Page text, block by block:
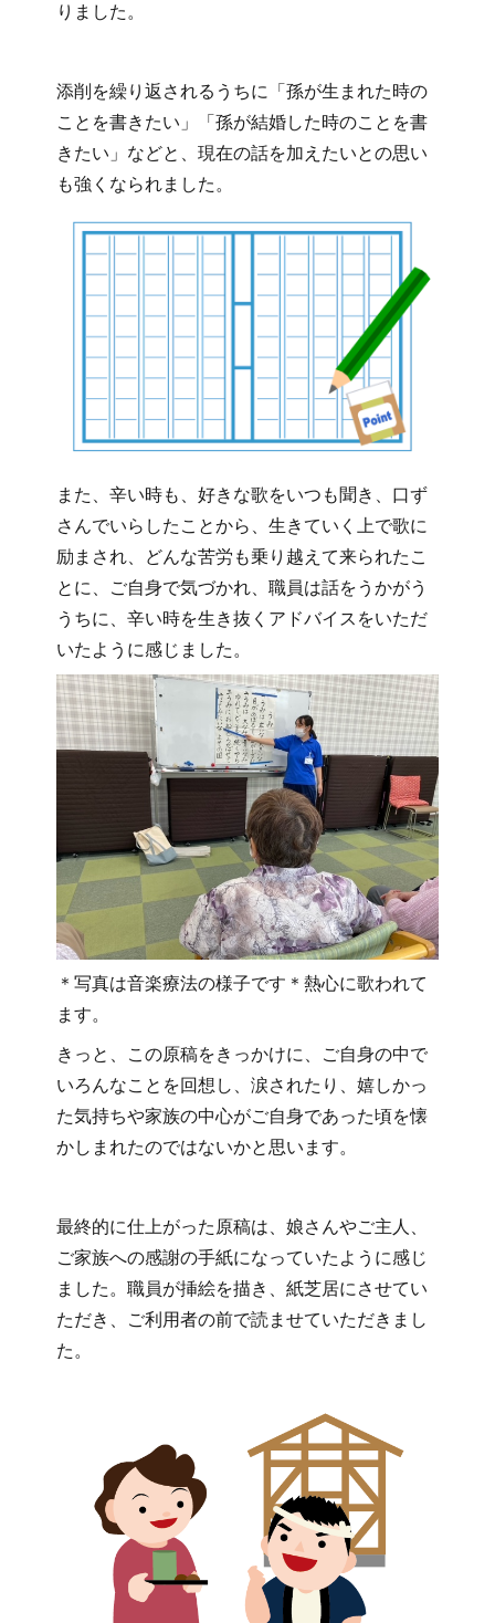
りました。
添削を繰り返されるうちに「孫が生まれた時の
ことを書きたい」「孫が結婚した時のことを書
きたい」などと、現在の話を加えたいとの思い
も強くなられました。
また、辛い時も、好きな歌をいつも聞き、口ず
さんでいらしたことから、生きていく上で歌に
励まされ、どんな苦労も乗り越えて来られたこ
とに、ご自身で気づかれ、職員は話をうかがう
うちに、辛い時を生き抜くアドバイスをいただ
いたように感じました。
＊写真は音楽療法の様子です＊熱心に歌われて
ます。
きっと、この原稿をきっかけに、ご自身の中で
いろんなことを回想し、涙されたり、嬉しかっ
た気持ちや家族の中心がご自身であった頃を懐
かしまれたのではないかと思います。
最終的に仕上がった原稿は、娘さんやご主人、
ご家族への感謝の手紙になっていたように感じ
ました。職員が挿絵を描き、紙芝居にさせてい
ただき、ご利用者の前で読ませていただきまし
た。